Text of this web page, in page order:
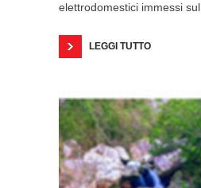
elettrodomestici immessi sul
LEGGI TUTTO